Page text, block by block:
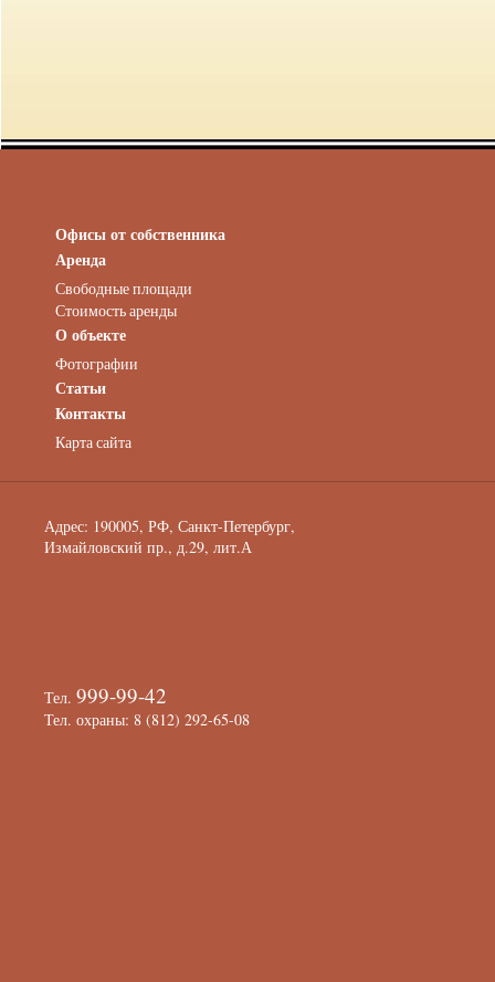
Офисы от собственника
Аренда нежилых помещений
Аренда помещений от собственника
Офисы у метро
Офисы в Адмиралтейском районе
Помещения с отдельным входом
Небольшие офисы
Аренда офиса около метро
Снять помещение у метро
Аренда помещений район Адмиралтейский
Аренда
Свободные площади
Стоимость аренды
О объекте
Фотографии
Статьи
Контакты
Карта сайта
Тел. 999-99-42
Тел. охраны: 8 (812) 292-65-08
Адрес: 190005, РФ, Санкт-Петербург,
Измайловский пр., д.29, лит.А